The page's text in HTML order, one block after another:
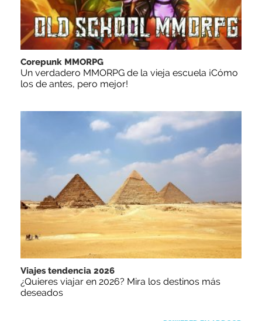
Corepunk MMORPG
Un verdadero MMORPG de la vieja escuela ¡Cómo
los de antes, pero mejor!
Viajes tendencia 2026
¿Quieres viajar en 2026? Mira los destinos más
deseados